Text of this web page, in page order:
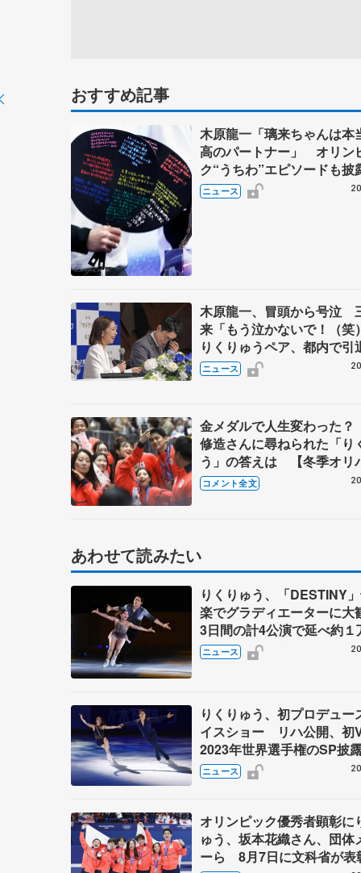
おすすめ記事
木原龍一「璃来ちゃんは本
高のパートナー」 オリン
ク“うちわ”エピソードも
くりゅう、笑顔と涙の引退
ニュース
木原龍一、冒頭から号泣
来「もう泣かないで！（
りくりゅうペア、都内で引
ニュース
金メダルで人生変わった
修造さんに尋ねられた「り
う」の答えは 【冬季オリ
レード】
コメント全文
あわせて読みたい
りくりゅう、「DESTINY
楽でグラディエーターに
3日間の計4公演で延べ約１
人動員、三浦璃来さん感極
ニュース
りくりゅう、初プロデュー
イスショー リハ公開、初
2023年世界選手権のSP
ゼボロ、チョクベイら豪華
ーが来日
ニュース
オリンピック優秀者顕彰に
ゅう、坂本花織さん、団体
ーら 8月7日に文科省が表